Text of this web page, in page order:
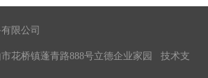
限公司
花桥镇蓬青路888号立德企业家园 技术支